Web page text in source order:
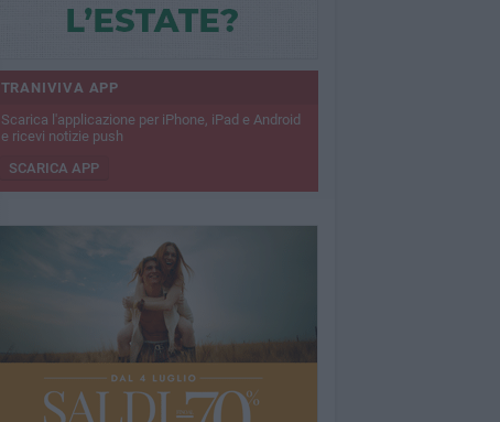
TRANIVIVA APP
Scarica l'applicazione per iPhone, iPad e Android
e ricevi notizie push
SCARICA APP